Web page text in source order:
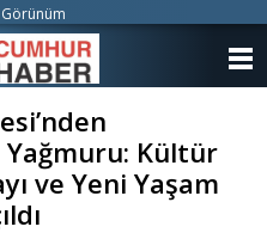
Yağmuru: Kültür
ve Yeni Yaşam